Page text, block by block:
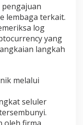
pengajuan
lembaga terkait.
log
yang
langkah
melalui
seluler